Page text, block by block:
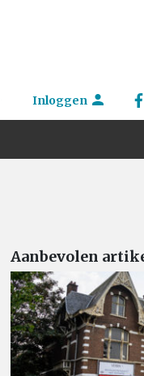
Inloggen
Aanbevolen